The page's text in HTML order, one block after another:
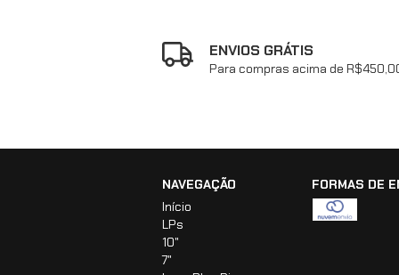
ENVIOS GRÁTIS
Para compras acima de
NAVEGAÇÃO
Início
LPs
10"
7"
FORMAS DE